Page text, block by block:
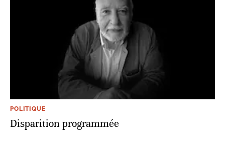
POLITIQUE
Disparition programmée